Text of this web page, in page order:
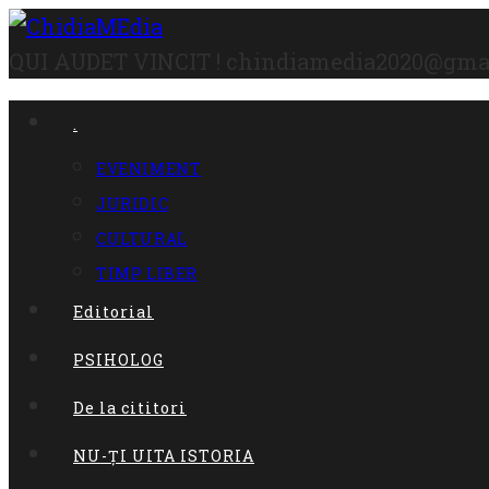
Skip
content
.
EVENIMENT
JURIDIC
CULTURAL
TIMP LIBER
Editorial
PSIHOLOG
De la cititori
NU-ȚI UITA ISTORIA